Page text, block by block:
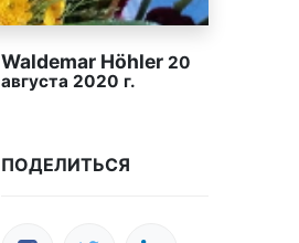
Waldemar Höhler 20
августа 2020 г.
ПОДЕЛИТЬСЯ